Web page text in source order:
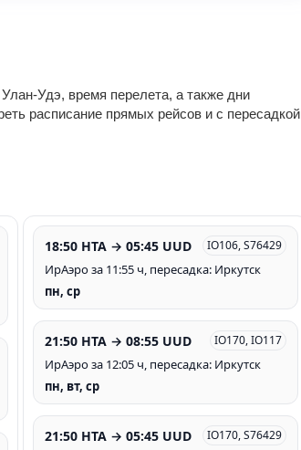
Удэ, время перелета, а также дни
расписание прямых рейсов и с пересадкой
18:50 HTA → 05:45 UUD IO106, S76429
ИрАэро за 11:55 ч, пересадка: Иркутск
пн, ср
21:50 HTA → 08:55 UUD IO170, IO117
ИрАэро за 12:05 ч, пересадка: Иркутск
пн, вт, ср
21:50 HTA → 05:45 UUD IO170, S76429